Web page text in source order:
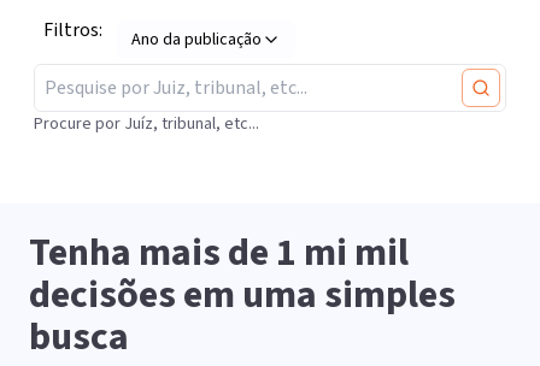
Filtros: Ano da publicação
Procure por Juíz, tribunal, etc...
Tenha mais de1 mi mil
decisões em uma simples
busca